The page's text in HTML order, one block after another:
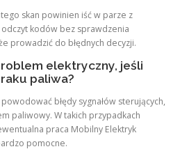
skan powinien iść w parze z
kodów bez sprawdzenia
prowadzić do błędnych decyzji.
elektryczny, jeśli
paliwa?
błędy sygnałów sterujących,
paliwowy. W takich przypadkach
praca Mobilny Elektryk
pomocne.